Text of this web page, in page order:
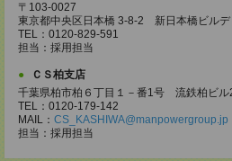
〒103-0027
東京都中央区日本橋 3-8-2 新日本橋ビルデ
TEL：0120-829-591
担当：採用担当
ＣＳ柏支店
千葉県柏市柏６丁目１－番1号 流鉄柏ビル
TEL：0120-179-142
MAIL： CS_KASHIWA@manpowergroup.jp
担当：採用担当